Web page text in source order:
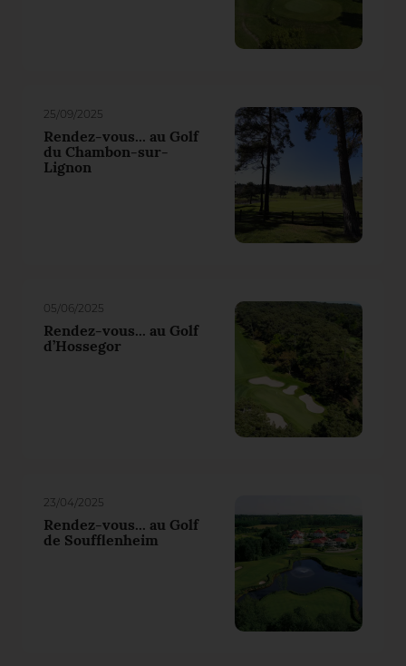
25/09/2025
Rendez-vous... au Golf
du Chambon-sur-
Lignon
05/06/2025
Rendez-vous... au Golf
d’Hossegor
23/04/2025
Rendez-vous... au Golf
de Soufflenheim